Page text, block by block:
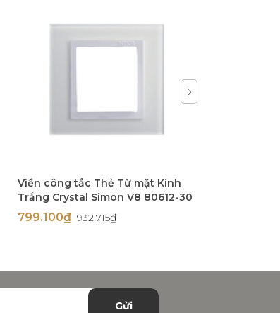
Viền công tắc Thẻ Từ mặt Kính
Trắng Crystal Simon V8 80612-30
799.100₫ 932.715₫
Gửi